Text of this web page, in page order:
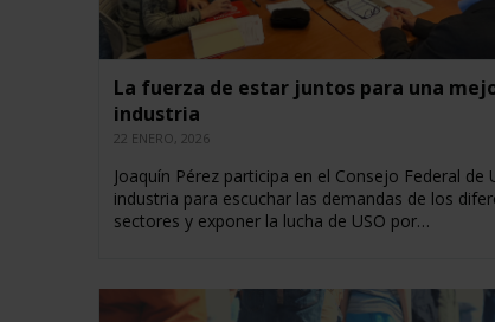
La fuerza de estar juntos para una
industria
22 ENERO, 2026
Joaquín Pérez participa en el Consejo Federal de
industria para escuchar las demandas de los
sectores y exponer la lucha de USO por…